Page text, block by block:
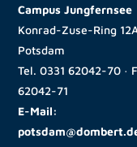
Campus Jungfernsee
Konrad-Zuse-Ring
Potsdam
Tel.0331 62042-70 ·
62042-71
E-Mail: